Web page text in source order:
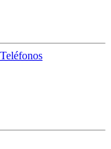
Teléfonos